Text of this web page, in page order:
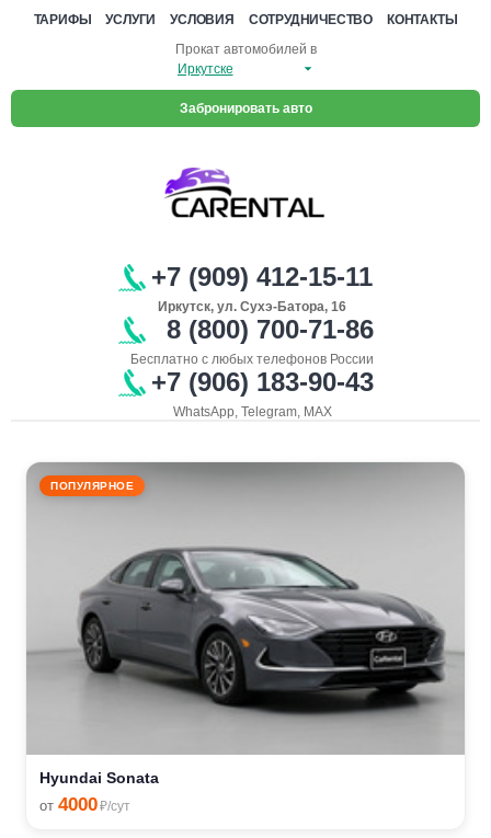
ТАРИФЫ УСЛУГИ УСЛОВИЯ СОТРУДНИЧЕСТВО
КОНТАКТЫ
Прокат автомобилей в
Забронировать авто
+7 (909) 412-15-11
Иркутск, ул. Сухэ-Батора, 16
8 (800) 700-71-86
Бесплатно с любых телефонов России
+7 (906) 183-90-43
WhatsApp, Telegram, MAX
ПОПУЛЯРНОЕ
Hyundai Sonata
от 4000₽/сут